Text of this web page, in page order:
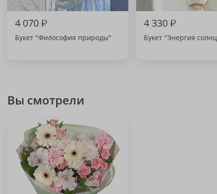
4 070₽
Букет "Философия природы"
4 330₽
Букет "Энергия
Вы смотрели